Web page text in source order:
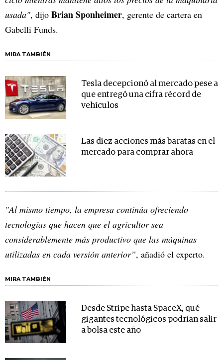
usada", dijo Brian Sponheimer, gerente de cartera en
Gabelli Funds.
MIRA TAMBIÉN
Tesla decepcionó al mercado pese a
que entregó una cifra récord de
vehículos
Las diez acciones más baratas en el
mercado para comprar ahora
"Al mismo tiempo, la empresa continúa ofreciendo
tecnologías que hacen que el agricultor sea
considerablemente más productivo que las máquinas
utilizadas en cada versión anterior”, añadió el experto.
MIRA TAMBIÉN
Desde Stripe hasta SpaceX, qué
gigantes tecnológicos podrían salir
a bolsa este año